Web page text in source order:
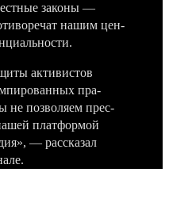
законы —
нашим цен­
акти­вис­тов
пра­
не поз­воля­ем прес­
плат­формой
— рас­ска­зал